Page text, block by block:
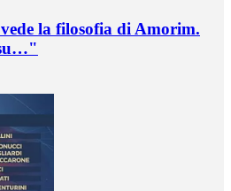
la filosofia di Amorim.